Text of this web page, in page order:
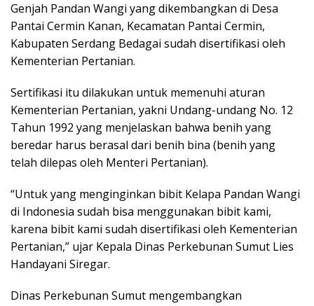
Genjah Pandan Wangi yang dikembangkan di Desa
Pantai Cermin Kanan, Kecamatan Pantai Cermin,
Kabupaten Serdang Bedagai sudah disertifikasi oleh
Kementerian Pertanian.
Sertifikasi itu dilakukan untuk memenuhi aturan
Kementerian Pertanian, yakni Undang-undang No. 12
Tahun 1992 yang menjelaskan bahwa benih yang
beredar harus berasal dari benih bina (benih yang
telah dilepas oleh Menteri Pertanian).
“Untuk yang menginginkan bibit Kelapa Pandan Wangi
di Indonesia sudah bisa menggunakan bibit kami,
karena bibit kami sudah disertifikasi oleh Kementerian
Pertanian,” ujar Kepala Dinas Perkebunan Sumut Lies
Handayani Siregar.
Dinas Perkebunan Sumut mengembangkan